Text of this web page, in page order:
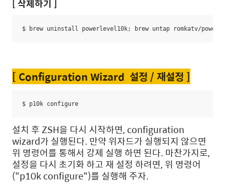
[ 삭제하기 ]
$ brew uninstall powerlevel10k; brew untap romkatv/
[ Configuration Wizard 설정 / 재설정 ]
$ p10k configure
설치 후 ZSH을 다시 시작하면, configuration
wizard가 실행된다. 만약 위자드가 실행되지 않으면
위 명령어를 통해서 강제 실행 하면 된다. 마찬가지로,
설정을 다시 초기화 하고 재 설정 하려면, 위 명령어
("p10k configure")를 실행해 주자.